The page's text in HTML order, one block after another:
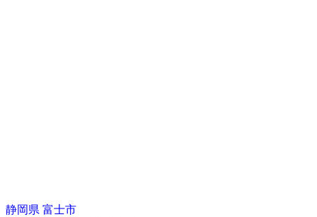
静岡県 富士市